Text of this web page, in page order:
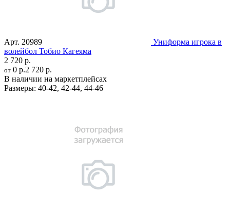
Арт. 20989
Униформа игрока в
волейбол Тобио Кагеяма
2 720 р.
от 0 р.2 720 р.
В наличии на маркетплейсах
Размеры: 40-42, 42-44, 44-46